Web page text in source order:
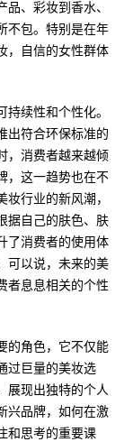
、彩妆到香水、
不包。特别是在年
，自信的女性群体
续性和个性化。
出符合环保标准的
，消费者越来越倾
，这一趋势也在不
行业的新风潮，
据自己的肤色、肤
了消费者的使用体
可以说，未来的美
者息息相关的个性
的角色，它不仅能
过巨量的美妆选
展现出独特的个人
兴品牌，如何在激
和思考的重要课